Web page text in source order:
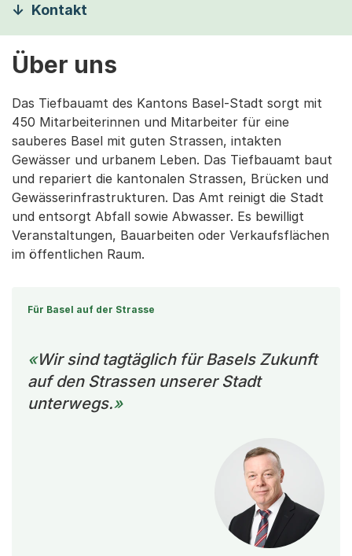
Kontakt
Über uns
Das Tiefbauamt des Kantons Basel-Stadt sorgt mit
450 Mitarbeiterinnen und Mitarbeiter für eine
sauberes Basel mit guten Strassen, intakten
Gewässer und urbanem Leben. Das Tiefbauamt baut
und repariert die kantonalen Strassen, Brücken und
Gewässerinfrastrukturen. Das Amt reinigt die Stadt
und entsorgt Abfall sowie Abwasser. Es bewilligt
Veranstaltungen, Bauarbeiten oder Verkaufsflächen
im öffentlichen Raum.
Für Basel auf der Strasse
Wir sind tagtäglich für Basels Zukunft
auf den Strassen unserer Stadt
unterwegs.